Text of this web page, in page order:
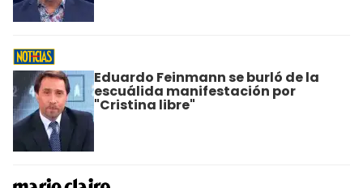
Eduardo Feinmann se burló de la
escuálida manifestación por
"Cristina libre"